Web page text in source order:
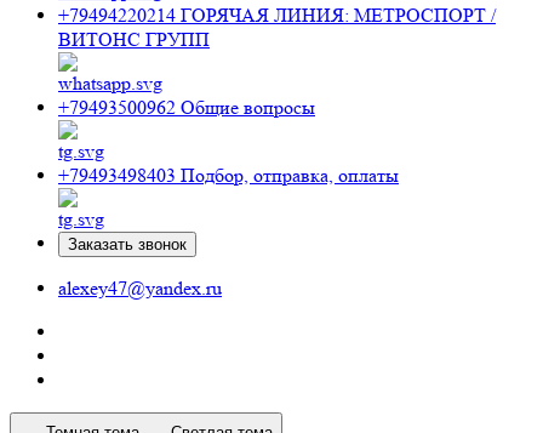
+79494220214 ГОРЯЧАЯ ЛИНИЯ: МЕТРОСПОРТ /
ВИТОНС ГРУПП
+79493500962 Общие вопросы
+79493498403 Подбор, отправка, оплаты
Заказать звонок
alexey47@yandex.ru